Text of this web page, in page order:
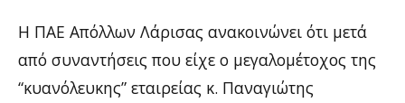
Η ΠΑΕ Απόλλων Λάρισας ανακοινώνει ότι μετά
από συναντήσεις που είχε ο μεγαλομέτοχος της
“κυανόλευκης” εταιρείας κ. Παναγιώτης